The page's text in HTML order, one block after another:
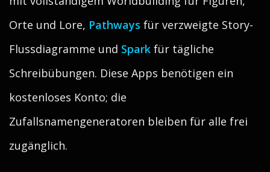
Orte und Lore, Pathways für verzweigte Story-
Flussdiagramme und Spark für tägliche
Schreibübungen. Diese Apps benötigen ein
kostenloses Konto; die
Zufallsnamengeneratoren bleiben für alle frei
zugänglich.